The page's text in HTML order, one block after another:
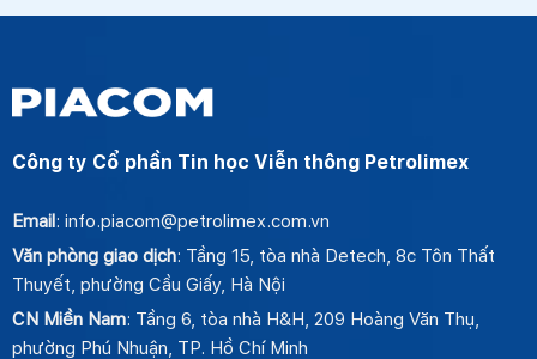
Công ty Cổ phần Tin học Viễn thông Petrolimex
Email: info.piacom@petrolimex.com.vn
Văn phòng giao dịch: Tầng 15, tòa nhà Detech, 8c Tôn Thất
Thuyết, phường Cầu Giấy, Hà Nội
CN Miền Nam: Tầng 6, tòa nhà H&H, 209 Hoàng Văn Thụ,
phường Phú Nhuận, TP. Hồ Chí Minh